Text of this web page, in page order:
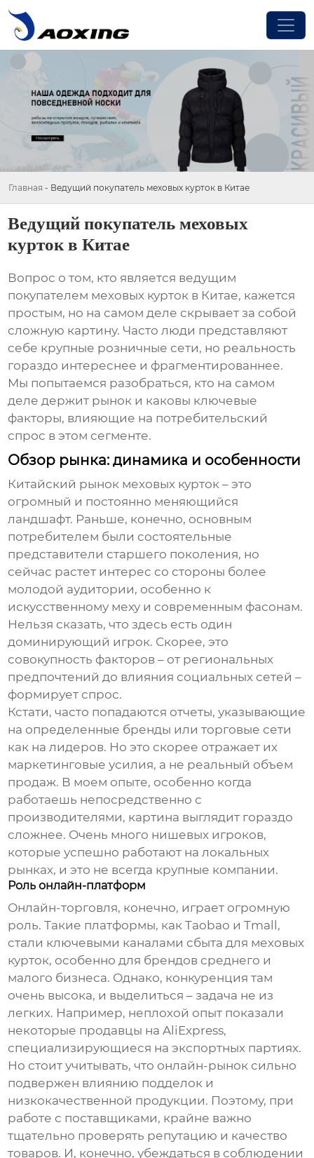
Главная - Ведущий покупатель меховых курток в Китае
Ведущий покупатель меховых
курток в Китае
Вопрос о том, кто является ведущим
покупателем меховых курток в Китае, кажется
простым, но на самом деле скрывает за собой
сложную картину. Часто люди представляют
себе крупные розничные сети, но реальность
гораздо интереснее и фрагментированнее.
Мы попытаемся разобраться, кто на самом
деле держит рынок и каковы ключевые
факторы, влияющие на потребительский
спрос в этом сегменте.
Обзор рынка: динамика и особенности
Китайский рынок меховых курток – это
огромный и постоянно меняющийся
ландшафт. Раньше, конечно, основным
потребителем были состоятельные
представители старшего поколения, но
сейчас растет интерес со стороны более
молодой аудитории, особенно к
искусственному меху и современным фасонам.
Нельзя сказать, что здесь есть один
доминирующий игрок. Скорее, это
совокупность факторов – от региональных
предпочтений до влияния социальных сетей –
формирует спрос.
Кстати, часто попадаются отчеты, указывающие
на определенные бренды или торговые сети
как на лидеров. Но это скорее отражает их
маркетинговые усилия, а не реальный объем
продаж. В моем опыте, особенно когда
работаешь непосредственно с
производителями, картина выглядит гораздо
сложнее. Очень много нишевых игроков,
которые успешно работают на локальных
рынках, и это не всегда крупные компании.
Роль онлайн-платформ
Онлайн-торговля, конечно, играет огромную
роль. Такие платформы, как Taobao и Tmall,
стали ключевыми каналами сбыта для меховых
курток, особенно для брендов среднего и
малого бизнеса. Однако, конкуренция там
очень высока, и выделиться – задача не из
легких. Например, неплохой опыт показали
некоторые продавцы на AliExpress,
специализирующиеся на экспортных партиях.
Но стоит учитывать, что онлайн-рынок сильно
подвержен влиянию подделок и
низкокачественной продукции. Поэтому, при
работе с поставщиками, крайне важно
тщательно проверять репутацию и качество
товаров. И, конечно, убеждаться в соблюдении